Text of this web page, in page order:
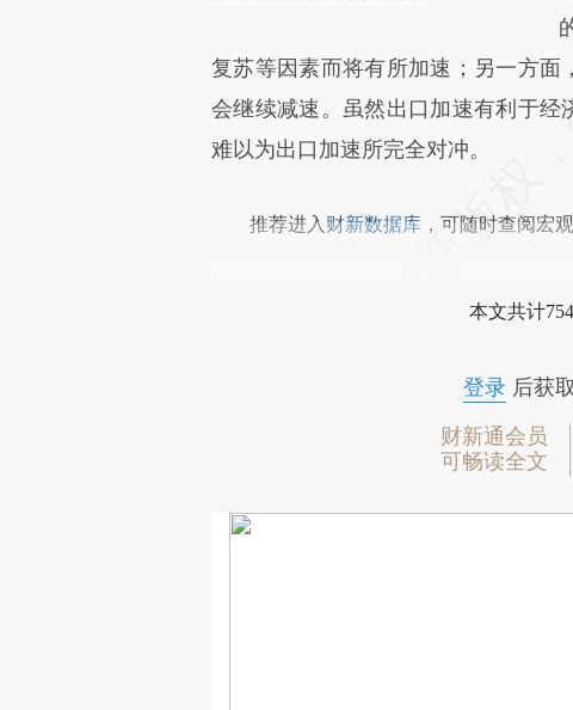
复苏等因素而将有所加速；另一方
会继续减速。虽然出口加速有利于
难以为出口加速所完全对冲。
推荐进入 财新数据库 ，可随时查阅宏
本文共计
登录后获
财新通会员
可畅读全文